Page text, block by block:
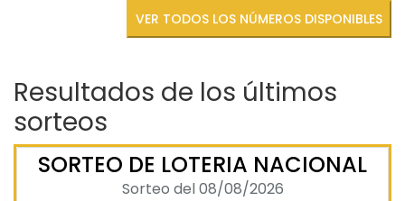
VER TODOS LOS NÚMEROS DISPONIBLES
Resultados de los últimos
sorteos
SORTEO DE LOTERIA NACIONAL
Sorteo del 08/08/2026